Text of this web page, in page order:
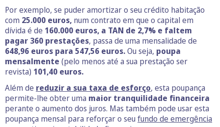
Por exemplo, se puder amortizar o seu crédito habitação
com 25.000 euros, num contrato em que o capital em
dívida é de 160.000 euros, a TAN de 2,7% e faltem
pagar 360 prestações, passa de uma mensalidade de
648,96 euros para 547,56 euros.Ou seja, poupa
mensalmente (pelo menos até a sua prestação ser
revista) 101,40 euros.
Além de reduzir a sua taxa de esforço, esta poupança
permite-lhe obter uma maior tranquilidade financeira
perante o aumento dos juros. Mas também pode usar esta
poupança mensal para reforçar o seu fundo de emergência